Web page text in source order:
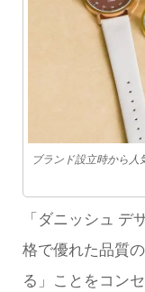
ブランド設立時から
「ダニッシュ
格で優れた品質
る」ことをコン